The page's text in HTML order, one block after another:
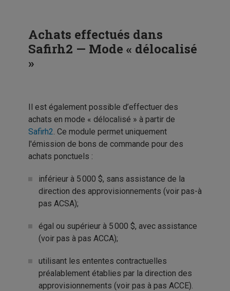
Achats effectués dans
Safirh2 — Mode « délocalisé
»
Il est également possible d’effectuer des
achats en mode « délocalisé » à partir de
Safirh2. Ce module permet uniquement
l'émission de bons de commande pour des
achats ponctuels :
inférieur à 5 000 $, sans assistance de la
direction des approvisionnements (voir pas-à
pas ACSA);
égal ou supérieur à 5 000 $, avec assistance
(voir pas à pas ACCA);
utilisant les ententes contractuelles
préalablement établies par la direction des
approvisionnements (voir pas à pas ACCE).